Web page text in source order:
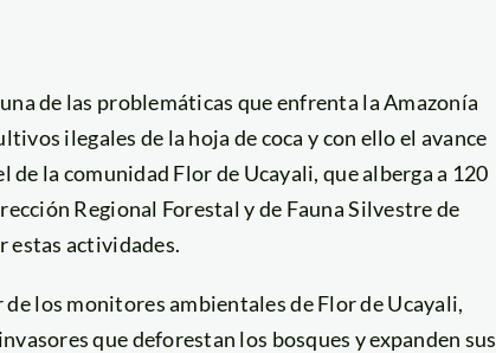
de las problemáticas que enfrenta la Amazonía
ilegales de la hoja de coca y con ello el avance
de la comunidad Flor de Ucayali, que alberga a 120
Regional Forestal y de Fauna Silvestre de
estas actividades.
los monitores ambientales de Flor de Ucayali,
que deforestan los bosques y expanden sus